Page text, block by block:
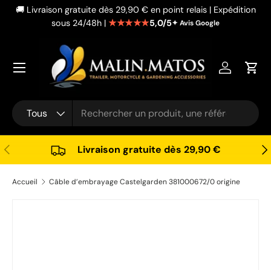
Aller au contenu
🚚 Livraison gratuite dès 29,90 € en point relais | Expédition
sous 24/48h | ★★★★★5,0/5✦ Avis Google
Recherche
Type de produit
Tous
Se
Précédent Livraison gratuite dès 29,90 €
Accueil Câble d’embrayage Castelgarden 381000672/0 origine